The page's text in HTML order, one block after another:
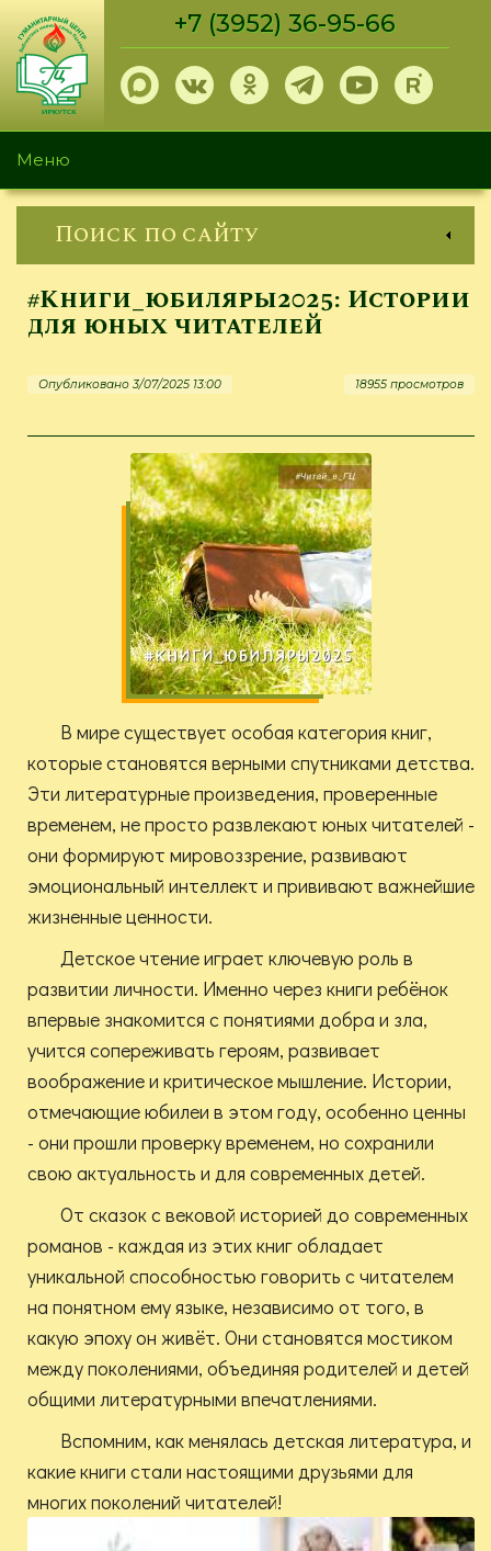
Перейти
основному
содержанию
+7 (3952) 36-95-66
Меню
Поиск по сайту
#Книги_юбиляры2025: Истории
для юных читателей
Опубликовано 3/07/2025 13:00 18955 просмотров
В мире существует особая категория книг,
которые становятся верными спутниками детства.
Эти литературные произведения, проверенные
временем, не просто развлекают юных читателей -
они формируют мировоззрение, развивают
эмоциональный интеллект и прививают важнейшие
жизненные ценности.
Детское чтение играет ключевую роль в
развитии личности. Именно через книги ребёнок
впервые знакомится с понятиями добра и зла,
учится сопереживать героям, развивает
воображение и критическое мышление. Истории,
отмечающие юбилеи в этом году, особенно ценны
- они прошли проверку временем, но сохранили
свою актуальность и для современных детей.
От сказок с вековой историей до современных
романов - каждая из этих книг обладает
уникальной способностью говорить с читателем
на понятном ему языке, независимо от того, в
какую эпоху он живёт. Они становятся мостиком
между поколениями, объединяя родителей и детей
общими литературными впечатлениями.
Вспомним, как менялась детская литература, и
какие книги стали настоящими друзьями для
многих поколений читателей!